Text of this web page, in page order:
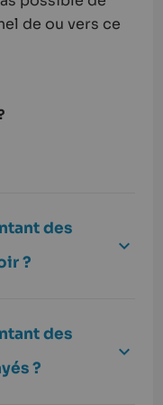
de ou vers ce
des
?
des
?